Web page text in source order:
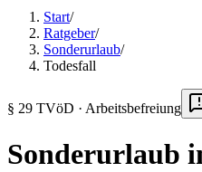
Start/
Ratgeber/
Sonderurlaub/
Todesfall
§ 29 TVöD · Arbeitsbefreiung
Sonderurlaub